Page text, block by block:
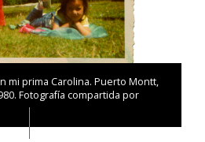
mi prima Carolina. Puerto Montt,
Fotografía compartida por